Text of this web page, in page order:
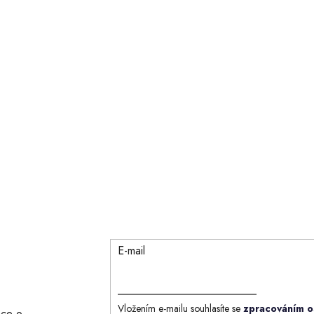
E-mail
Vložením e-mailu souhlasíte se zpracováním